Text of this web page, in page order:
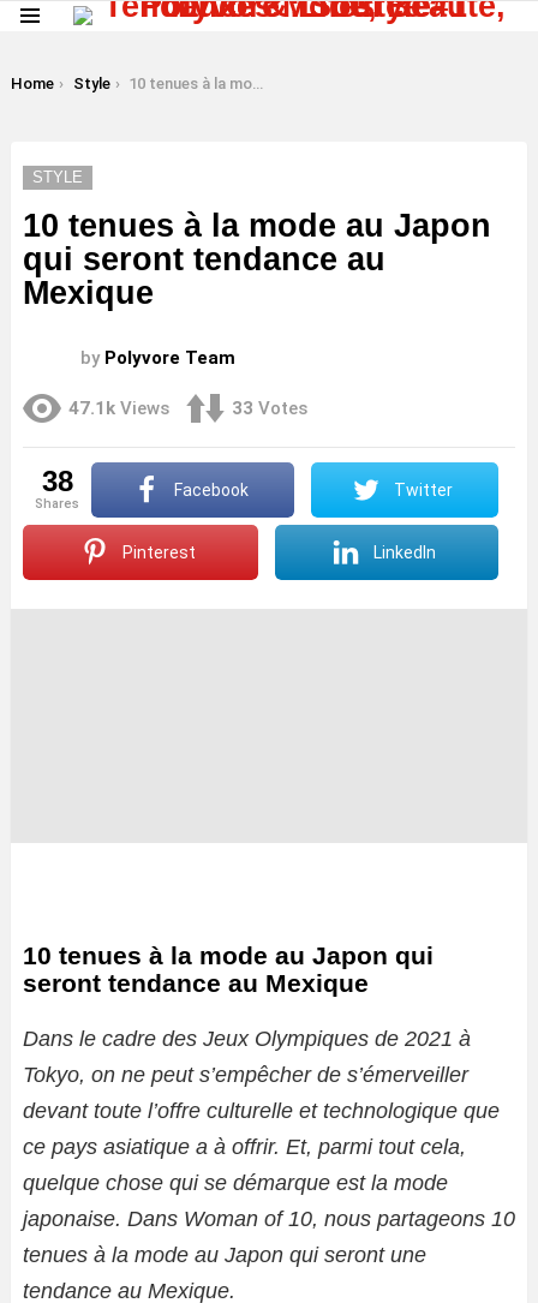
You are here:
Home Style 10 tenues à la mode au Japon qui seront tendance au Mexique
STYLE
10 tenues à la mode au Japon
qui seront tendance au
Mexique
by Polyvore Team
47.1k Views 33 Votes
38
shares
Facebook Twitter
Pinterest LinkedIn
10 tenues à la mode au Japon qui
seront tendance au Mexique
Dans le cadre des Jeux Olympiques de 2021 à
Tokyo, on ne peut s’empêcher de s’émerveiller
devant toute l’offre culturelle et technologique que
ce pays asiatique a à offrir. Et, parmi tout cela,
quelque chose qui se démarque est la mode
japonaise. Dans Woman of 10, nous partageons 10
tenues à la mode au Japon qui seront une
tendance au Mexique.